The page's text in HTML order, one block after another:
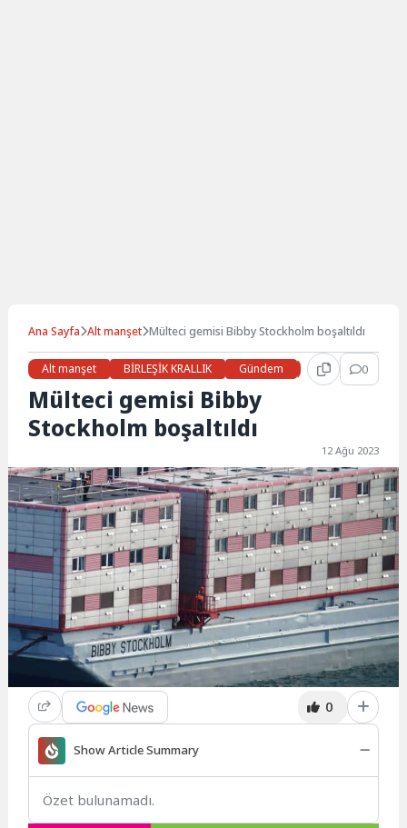
Ana Sayfa Alt manşet Mülteci gemisi Bibby Stockholm boşaltıldı
Alt manşet BİRLEŞİK KRALLIK Gündem Haberler 0
Mülteci gemisi Bibby
Stockholm boşaltıldı
12 Ağu 2023
0
Show Article Summary
Özet bulunamadı.